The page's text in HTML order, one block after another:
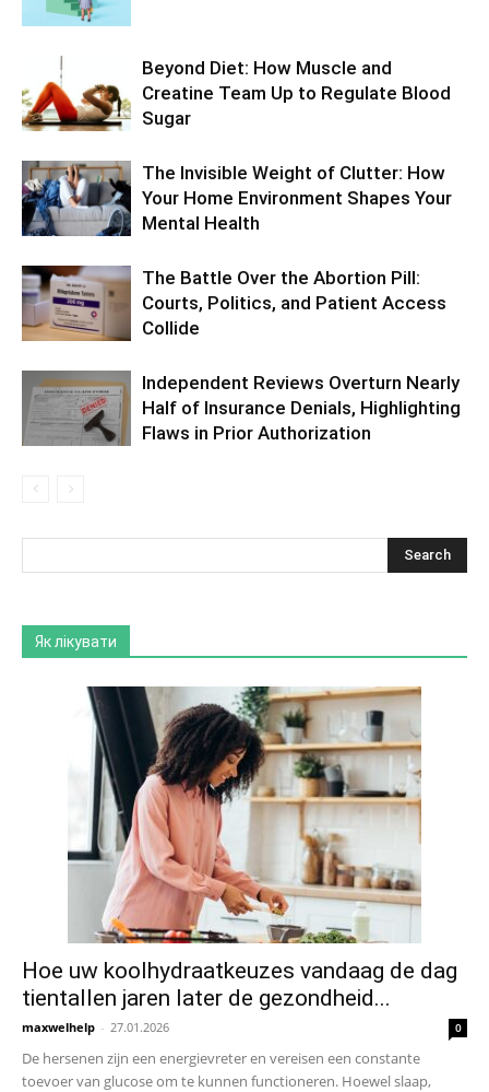
Beyond Diet: How Muscle and
Creatine Team Up to Regulate Blood
Sugar
The Invisible Weight of Clutter: How
Your Home Environment Shapes Your
Mental Health
The Battle Over the Abortion Pill:
Courts, Politics, and Patient Access
Collide
Independent Reviews Overturn Nearly
Half of Insurance Denials, Highlighting
Flaws in Prior Authorization
Як лікувати
Hoe uw koolhydraatkeuzes vandaag de dag
tientallen jaren later de gezondheid...
maxwelhelp - 27.01.2026 0
De hersenen zijn een energievreter en vereisen een constante
toevoer van glucose om te kunnen functioneren. Hoewel slaap,